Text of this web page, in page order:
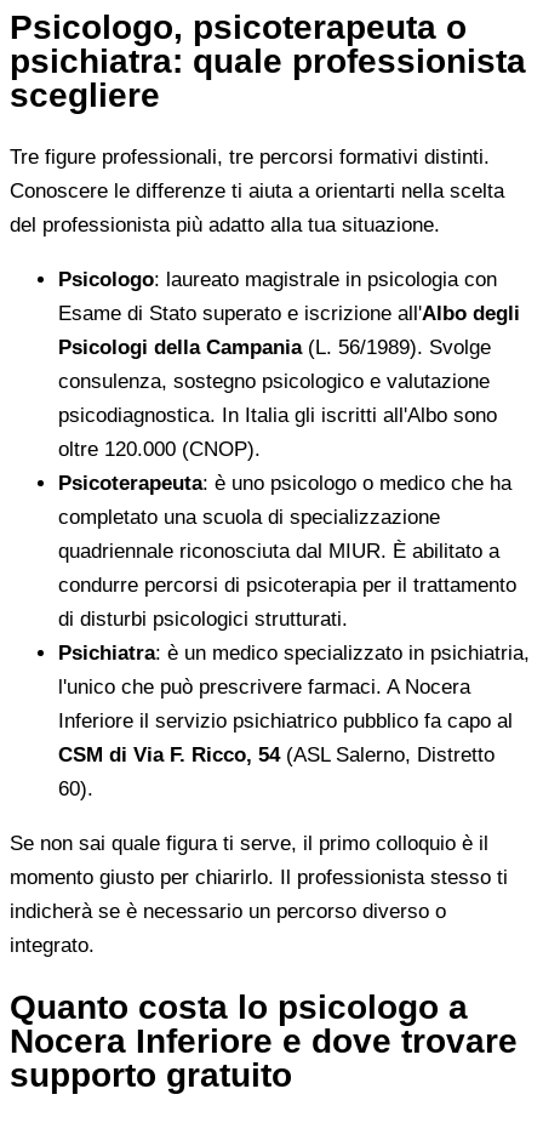
Psicologo, psicoterapeuta o
psichiatra: quale professionista
scegliere
Tre figure professionali, tre percorsi formativi distinti.
Conoscere le differenze ti aiuta a orientarti nella scelta
del professionista più adatto alla tua situazione.
Psicologo: laureato magistrale in psicologia con
Esame di Stato superato e iscrizione all'Albo degli
Psicologi della Campania(L. 56/1989). Svolge
consulenza, sostegno psicologico e valutazione
psicodiagnostica. In Italia gli iscritti all'Albo sono
oltre 120.000 (CNOP).
Psicoterapeuta: è uno psicologo o medico che ha
completato una scuola di specializzazione
quadriennale riconosciuta dal MIUR. È abilitato a
condurre percorsi di psicoterapia per il trattamento
di disturbi psicologici strutturati.
Psichiatra: è un medico specializzato in psichiatria,
l'unico che può prescrivere farmaci. A Nocera
Inferiore il servizio psichiatrico pubblico fa capo al
CSM di Via F. Ricco, 54(ASL Salerno, Distretto
60).
Se non sai quale figura ti serve, il primo colloquio è il
momento giusto per chiarirlo. Il professionista stesso ti
indicherà se è necessario un percorso diverso o
integrato.
Quanto costa lo psicologo a
Nocera Inferiore e dove trovare
supporto gratuito